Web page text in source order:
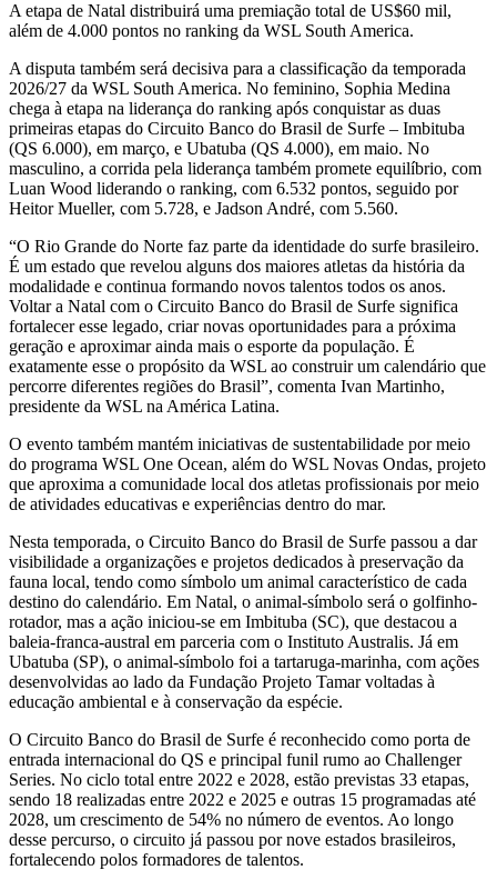
A etapa de Natal distribuirá uma premiação total de US$60 mil,
além de 4.000 pontos no ranking da WSL South America.
A disputa também será decisiva para a classificação da temporada
2026/27 da WSL South America. No feminino, Sophia Medina
chega à etapa na liderança do ranking após conquistar as duas
primeiras etapas do Circuito Banco do Brasil de Surfe – Imbituba
(QS 6.000), em março, e Ubatuba (QS 4.000), em maio. No
masculino, a corrida pela liderança também promete equilíbrio, com
Luan Wood liderando o ranking, com 6.532 pontos, seguido por
Heitor Mueller, com 5.728, e Jadson André, com 5.560.
“O Rio Grande do Norte faz parte da identidade do surfe brasileiro.
É um estado que revelou alguns dos maiores atletas da história da
modalidade e continua formando novos talentos todos os anos.
Voltar a Natal com o Circuito Banco do Brasil de Surfe significa
fortalecer esse legado, criar novas oportunidades para a próxima
geração e aproximar ainda mais o esporte da população. É
exatamente esse o propósito da WSL ao construir um calendário que
percorre diferentes regiões do Brasil”, comenta Ivan Martinho,
presidente da WSL na América Latina.
O evento também mantém iniciativas de sustentabilidade por meio
do programa WSL One Ocean, além do WSL Novas Ondas, projeto
que aproxima a comunidade local dos atletas profissionais por meio
de atividades educativas e experiências dentro do mar.
Nesta temporada, o Circuito Banco do Brasil de Surfe passou a dar
visibilidade a organizações e projetos dedicados à preservação da
fauna local, tendo como símbolo um animal característico de cada
destino do calendário. Em Natal, o animal-símbolo será o golfinho-
rotador, mas a ação iniciou-se em Imbituba (SC), que destacou a
baleia-franca-austral em parceria com o Instituto Australis. Já em
Ubatuba (SP), o animal-símbolo foi a tartaruga-marinha, com ações
desenvolvidas ao lado da Fundação Projeto Tamar voltadas à
educação ambiental e à conservação da espécie.
O Circuito Banco do Brasil de Surfe é reconhecido como porta de
entrada internacional do QS e principal funil rumo ao Challenger
Series. No ciclo total entre 2022 e 2028, estão previstas 33 etapas,
sendo 18 realizadas entre 2022 e 2025 e outras 15 programadas até
2028, um crescimento de 54% no número de eventos. Ao longo
desse percurso, o circuito já passou por nove estados brasileiros,
fortalecendo polos formadores de talentos.